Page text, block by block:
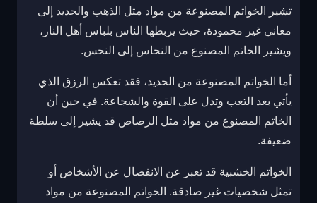
تشير الخواتم المصنوعة من مواد مثل الذهب والحديد إلى
معاني غير محمودة، حيث يربطها الناس بلباس أهل النار،
ويشير الخاتم المصنوع من النحاس إلى النحس.
أما الخواتم المصنوعة من الحديد، فقد تعكس الرزق الذي
يأتي بعد التعب وتدل على القوة والشجاعة. في حين أن
الخاتم المصنوع من مواد مثل الرصاص قد يشير إلى سلطة
ضعيفة.
الخواتم الخشبية قد تعبر عن الانفصال عن الأشخاص أو
تمثل شخصيات غير صادقة. الخواتم المصنوعة من مواد